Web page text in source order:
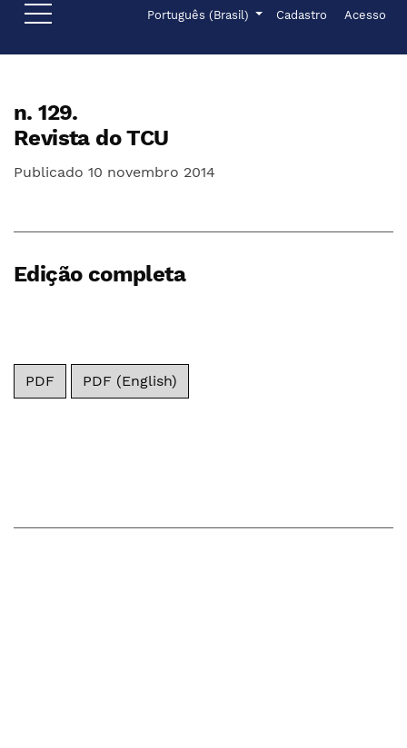
Ir para o menu de navegação principal
Ir para o conteúdo principal
Ir para o rodapé Idioma
Português (Brasil)
Menu de Cadastro Acesso
n. 129.
Revista do TCU
Publicado 10 novembro 2014
Edição completa
PDF PDF (English)